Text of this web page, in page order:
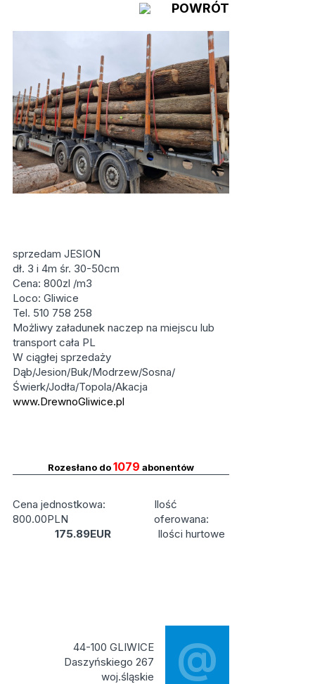
POWRÓT
sprzedam JESION
dł. 3 i 4m śr. 30-50cm
Cena: 800zl /m3
Loco: Gliwice
Tel. 510 758 258
Możliwy załadunek naczep na miejscu lub
transport cała PL
W ciągłej sprzedaży
Dąb/Jesion/Buk/Modrzew/Sosna/
Świerk/Jodła/Topola/Akacja
www.DrewnoGliwice.pl
Rozesłano do1079 abonentów
Cena jednostkowa:
800.00PLN
175.89EUR
Ilość
oferowana:
Ilości hurtowe
44-100 GLIWICE
Daszyńskiego 267
woj.śląskie
@